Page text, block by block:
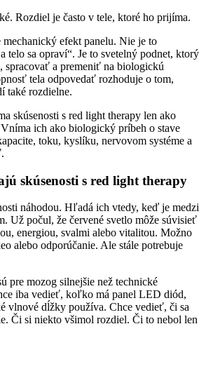
Rozdiel je často v tele, ktoré ho prijíma.
mechanický efekt panelu. Nie je to
telo sa opraví“. Je to svetelný podnet, ktorý
spracovať a premeniť na biologickú
tela odpovedať rozhoduje o tom,
také rozdielne.
skúsenosti s red light therapy len ako
ich ako biologický príbeh o stave
toku, kyslíku, nervovom systéme a
skúsenosti s red light therapy
náhodou. Hľadá ich vtedy, keď je medzi
Už počul, že červené svetlo môže súvisieť
energiou, svalmi alebo vitalitou. Možno
alebo odporúčanie. Ale stále potrebuje
pre mozog silnejšie než technické
iba vedieť, koľko má panel LED diód,
vlnové dĺžky používa. Chce vedieť, či sa
Či si niekto všimol rozdiel. Či to nebol len